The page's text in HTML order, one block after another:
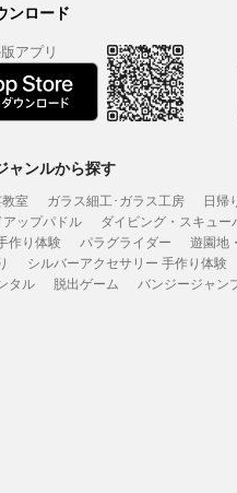
ンロード
アプリ
ャンルから探す
室 ガラス細工･ガラス工房 日帰
ップパドル
ダイビング・スキュー
作り体験
パラグライダー 遊園地
シルバーアクセサリー 手作り体験
タル
脱出ゲーム バンジージャン